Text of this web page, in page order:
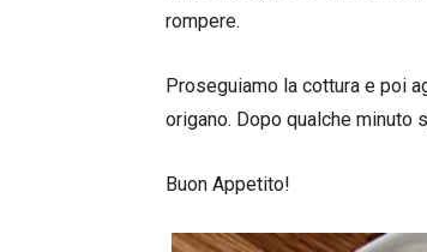
rompere.
Proseguiamo la cottura e poi
origano. Dopo qualche minuto
Buon Appetito!